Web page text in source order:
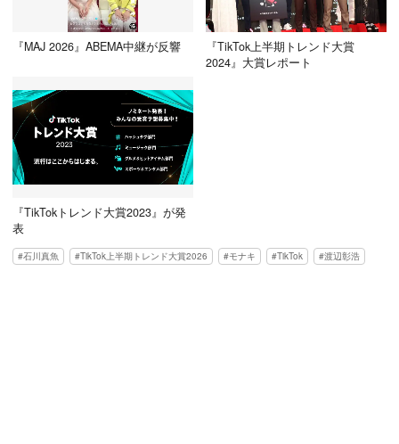
『MAJ 2026』ABEMA中継が反響
『TikTok上半期トレンド大賞
2024』大賞レポート
『TikTokトレンド大賞2023』が発
表
石川真魚 TikTok上半期トレンド大賞2026 モナキ TikTok 渡辺彰浩